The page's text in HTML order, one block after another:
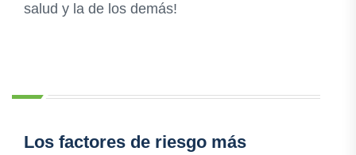
salud y la de los demás!
Los factores de riesgo más